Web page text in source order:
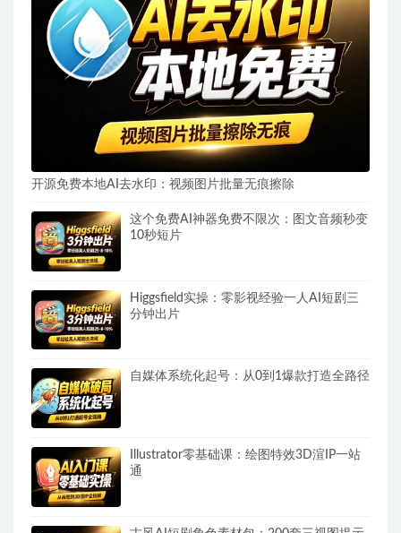
开源免费本地AI去水印：视频图片批量无痕擦除
这个免费AI神器免费不限次：图文音频秒变
10秒短片
Higgsfield实操：零影视经验一人AI短剧三
分钟出片
自媒体系统化起号：从0到1爆款打造全路径
Illustrator零基础课：绘图特效3D渲IP一站
通